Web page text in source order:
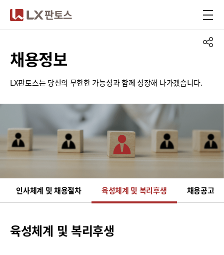
채용정보
LX판토스는 당신의 무한한 가능성과 함께 성장해 나가겠습니다.
인사체계 및 채용절차 육성체계 및 복리후생 채용공고
육성체계 및 복리후생